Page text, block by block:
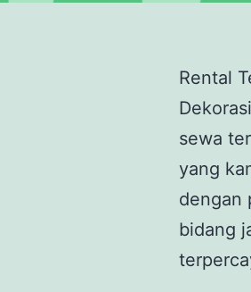
Rental
sewa
yang
dengan
bidang